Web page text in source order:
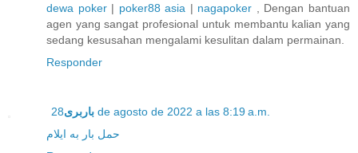
dewa poker| poker88 asia | nagapoker , Dengan bantuan
agen yang sangat profesional untuk membantu kalian yang
sedang kesusahan mengalami kesulitan dalam permainan.
Responder
باربری 28 de agosto de 2022 a las 8:19 a.m.
حمل بار به ایلام